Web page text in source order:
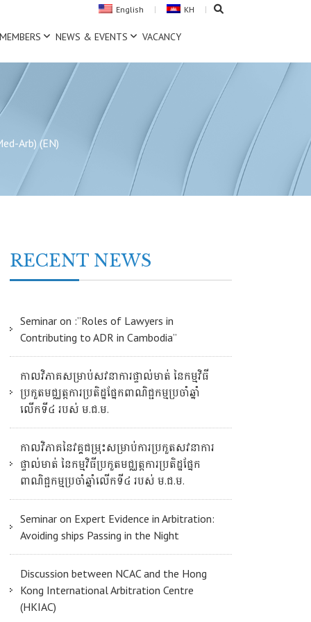
English KH
MEMBERS NEWS & EVENTS VACANCY
Arb) (EN)
RECENT NEWS
Seminar on :”Roles of Lawyers in
Contributing to ADR in Cambodia”
កាលវិភាគសម្រាប់សវនាការផ្ទាល់មាត់ នៃកម្មវិធី
ប្រកួតមជ្ឈត្តការប្រតិដ្ឋផ្នែកពាណិជ្ជកម្មប្រចាំឆ្នាំ
លើកទី៤ របស់ ម.ជ.ម.
កាលវិភាគនៃវគ្គជម្រុះសម្រាប់ការប្រកួតសវនាការ
ផ្ទាល់មាត់ នៃកម្មវិធីប្រកួតមជ្ឈត្តការប្រតិដ្ឋផ្នែក
ពាណិជ្ជកម្មប្រចាំឆ្នាំលើកទី៤ របស់ ម.ជ.ម.
Seminar on Expert Evidence in Arbitration:
Avoiding ships Passing in the Night
Discussion between NCAC and the Hong
Kong International Arbitration Centre
(HKIAC)